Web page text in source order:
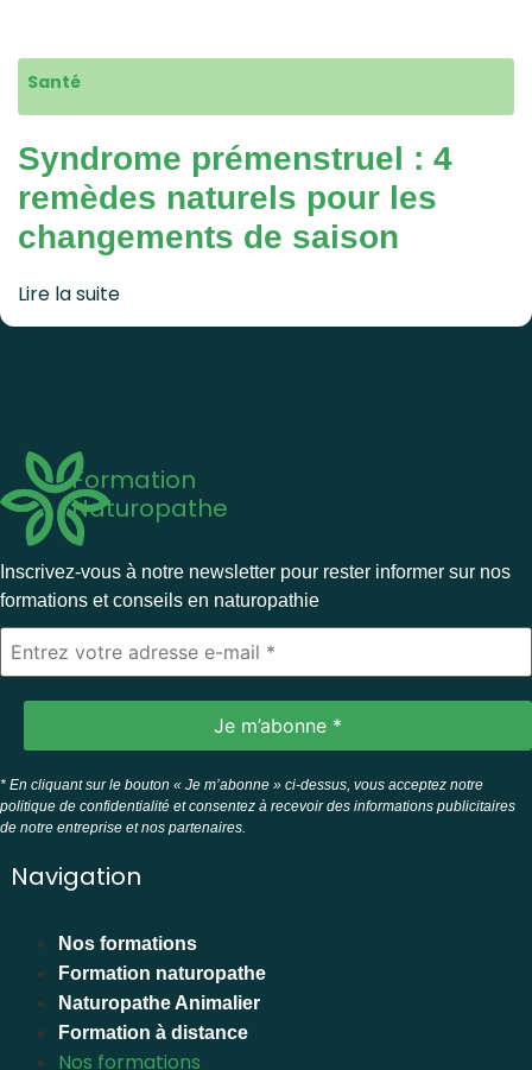
Santé
Syndrome prémenstruel : 4
remèdes naturels pour les
changements de saison
Lire la suite
Formation
Naturopathe
Inscrivez-vous à notre newsletter pour rester informer sur nos
formations et conseils en naturopathie
* En cliquant sur le bouton « Je m’abonne » ci-dessus, vous acceptez notre
politique de confidentialité et consentez à recevoir des informations publicitaires
de notre entreprise et nos partenaires.
Navigation
Nos formations
Formation naturopathe
Naturopathe Animalier
Formation à distance
Nos formations